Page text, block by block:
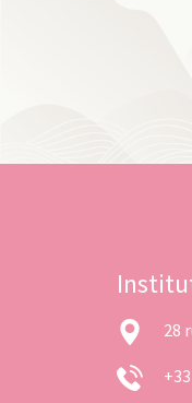
28